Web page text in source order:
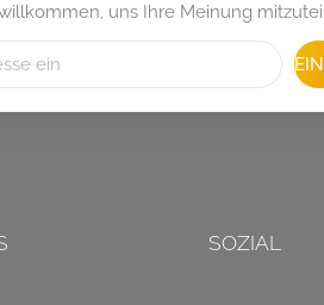
uns Ihre Meinung
SOZIAL